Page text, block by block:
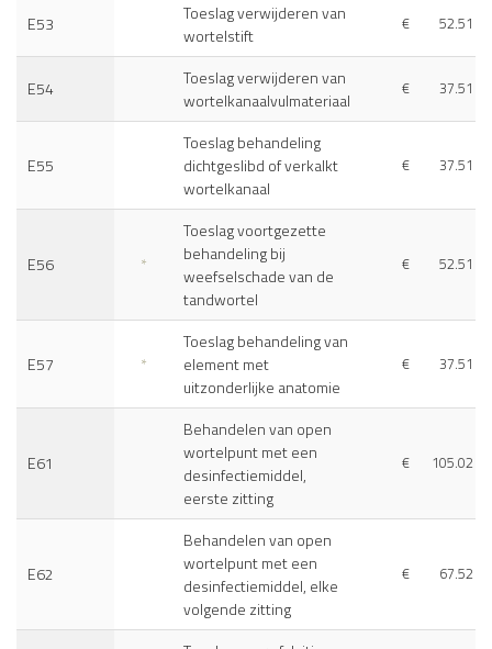
E53
Toeslag verwijderen van
wortelstift
€ 52.51
E54
Toeslag verwijderen van
wortelkanaalvulmateriaal
€ 37.51
E55
Toeslag behandeling
dichtgeslibd of verkalkt
wortelkanaal
€ 37.51
E56 *
Toeslag voortgezette
behandeling bij
weefselschade van de
tandwortel
€ 52.51
E57 *
Toeslag behandeling van
element met
uitzonderlijke anatomie
€ 37.51
E61
Behandelen van open
wortelpunt met een
desinfectiemiddel,
eerste zitting
€ 105.02
E62
Behandelen van open
wortelpunt met een
desinfectiemiddel, elke
volgende zitting
€ 67.52